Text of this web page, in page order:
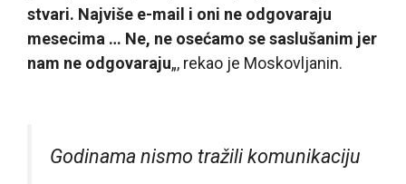
stvari. Najviše e-mail i oni ne odgovaraju
mesecima … Ne, ne osećamo se saslušanim jer
nam ne odgovaraju„, rekao je Moskovljanin.
Godinama nismo tražili komunikaciju